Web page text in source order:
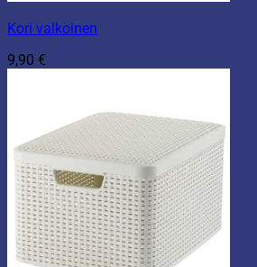
Kori valkoinen
9,90 €